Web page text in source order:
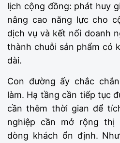
lịch cộng đồng: phát huy
nâng cao năng lực cho
dịch vụ và kết nối doanh
thành chuỗi sản phẩm có
dài.
Con đường ấy chắc
làm. Hạ tầng cần tiếp tục
cần thêm thời gian để
nghiệp cần mở rộng thị
dòng khách ổn định.